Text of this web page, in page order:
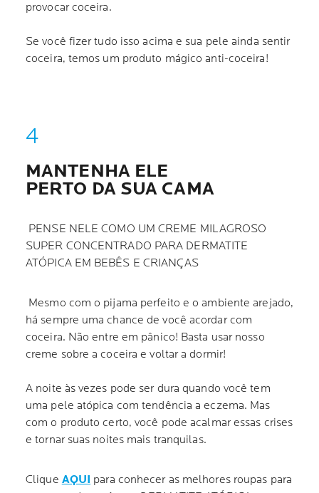
provocar coceira.
Se você fizer tudo isso acima e sua pele ainda sentir
coceira, temos um produto mágico anti-coceira!
MANTENHA ELE
PERTO DA SUA CAMA
PENSE NELE COMO UM CREME MILAGROSO
SUPER CONCENTRADO PARA DERMATITE
ATÓPICA EM BEBÊS E CRIANÇAS
Mesmo com o pijama perfeito e o ambiente arejado,
há sempre uma chance de você acordar com
coceira. Não entre em pânico! Basta usar nosso
creme sobre a coceira e voltar a dormir!
A noite às vezes pode ser dura quando você tem
uma pele atópica com tendência a eczema. Mas
com o produto certo, você pode acalmar essas crises
e tornar suas noites mais tranquilas.
Clique AQUI para conhecer as melhores roupas para